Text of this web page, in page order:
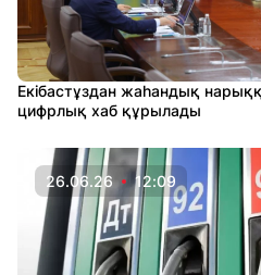
Екібастұздан жаһандық
цифрлық хаб құрылады
26.06.26 12:09